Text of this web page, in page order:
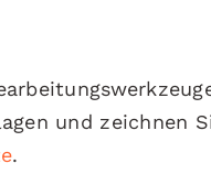
und zeichnen
.